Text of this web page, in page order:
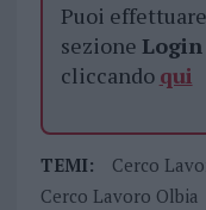
Puoi
sezione Login
cliccando qui
TEMI:
Cerco
Cerco Lavoro Olbia